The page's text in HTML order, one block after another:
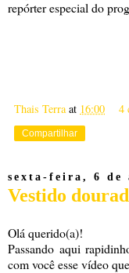
repórter especial do
Thais Terra at 16:00 4
Compartilhar
sexta-feira, 6 de
Vestido
Olá querido(a)!
Passando aqui
com você esse vídeo